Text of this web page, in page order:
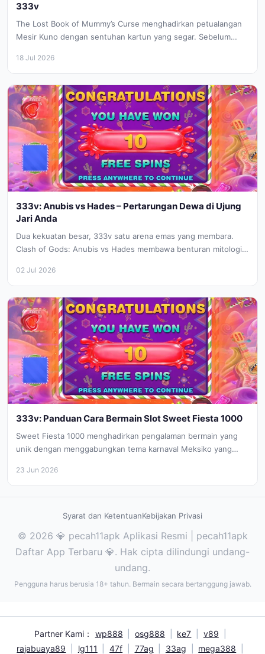
333v
The Lost Book of Mummy’s Curse menghadirkan petualangan
Mesir Kuno dengan sentuhan kartun yang segar. Sebelum
18 Jul 2026
333v: Anubis vs Hades – Pertarungan Dewa di Ujung
Jari Anda
Dua kekuatan besar, 333v satu arena emas yang membara.
Clash of Gods: Anubis vs Hades membawa benturan mitologi
02 Jul 2026
333v: Panduan Cara Bermain Slot Sweet Fiesta 1000
Sweet Fiesta 1000 menghadirkan pengalaman bermain yang
unik dengan menggabungkan tema karnaval Meksiko yang
23 Jun 2026
Syarat dan KetentuanKebijakan Privasi
© 2026 💎 pecah11apk Aplikasi Resmi | pecah11apk
Daftar App Terbaru 💎. Hak cipta dilindungi undang-
undang.
Pengguna harus berusia 18+ tahun. Bermain secara bertanggung jawab.
Partner Kami： wp888 osg888 ke7 v89
rajabuaya89
lg111 47f 77ag 33ag mega388